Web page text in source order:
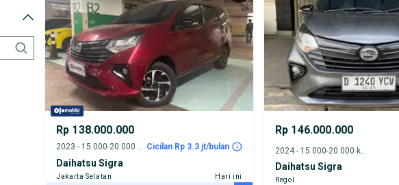
Rp 138.000.000
2023 - 15.000-20.000 km Cicilan Rp 3.3 jt/bulan
Daihatsu Sigra
Jakarta Selatan
Hari ini
Rp 146.000.000
2024 - 15.000-20.000 km
Daihatsu Sigra
Regol